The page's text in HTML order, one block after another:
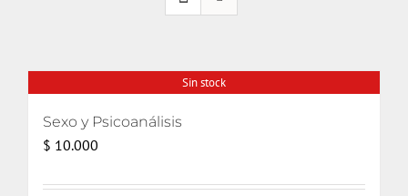
Sin stock
Sexo y Psicoanálisis
$ 10.000